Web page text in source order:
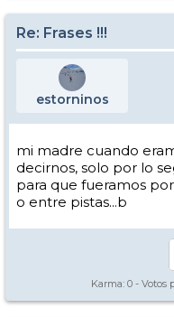
Re: Frases !!!
estorninos
mi madre cuando
decirnos, solo por lo
para que fueramos
o entre pistas...b
Karma: 0 - Votos